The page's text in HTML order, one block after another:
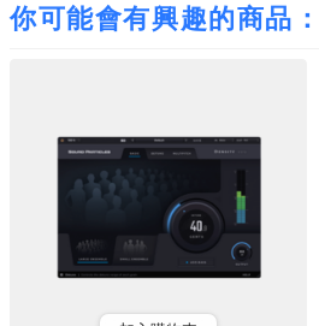
你可能會有興趣的商品：